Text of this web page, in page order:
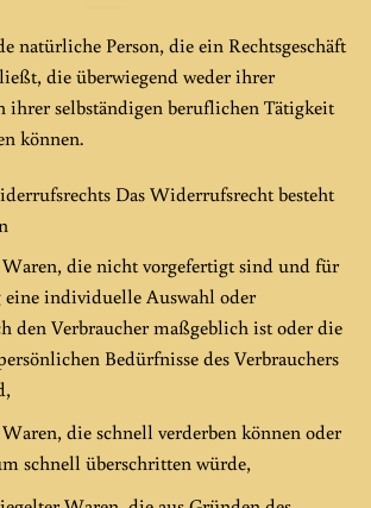
natürliche Person, die ein Rechtsgeschäft
die überwiegend weder ihrer
ihrer selbständigen beruflichen Tätigkeit
können.
Das Widerrufsrecht besteht
die nicht vorgefertigt sind und für
individuelle Auswahl oder
den Verbraucher maßgeblich ist oder die
Bedürfnisse des Verbrauchers
die schnell verderben können oder
schnell überschritten würde,